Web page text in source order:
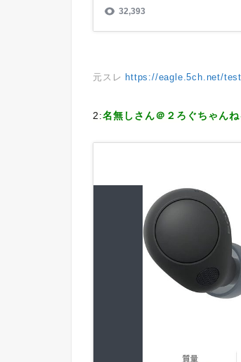
元スレ https://eagle.5ch.net/
2:名無しさん＠２ろぐちゃんね